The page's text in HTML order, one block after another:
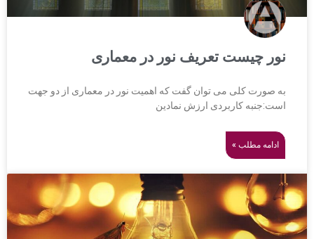
نور چیست تعریف نور در معماری
به صورت کلی می توان گفت که اهمیت نور در معماری از دو جهت
است:جنبه کاربردی ارزش نمادین
ادامه مطلب »